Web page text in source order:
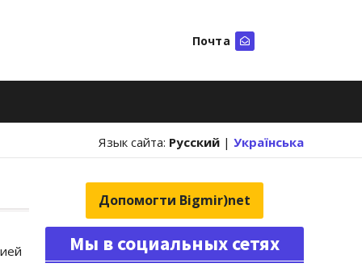
Почта
Язык сайта: Русский | Українська
Допомогти Bigmir)net
Мы в социальных сетях